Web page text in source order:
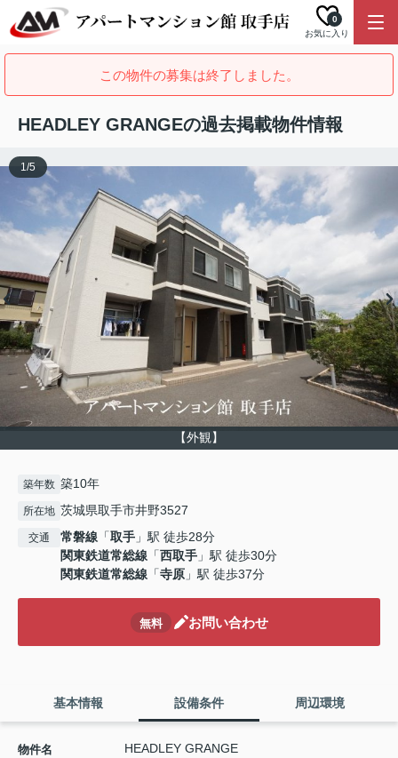
お気に入り
0
この物件の募集は終了しました。
HEADLEY GRANGEの過去掲載物件情報
【外観】
1/5
築年数 築10年
所在地 茨城県取手市井野3527
交通 常磐線 「取手 」駅 徒歩28分
関東鉄道常総線 「西取手 」駅 徒歩30分
関東鉄道常総線 「寺原 」駅 徒歩37分
無料 お問い合わせ
基本情報 設備条件 周辺環境
物件名 HEADLEY GRANGE